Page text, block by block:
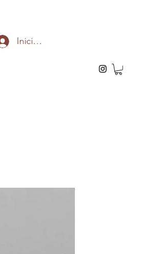
Iniciar sesión